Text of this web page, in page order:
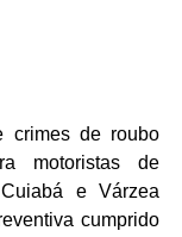
crimes de roubo
motoristas de
e Várzea
cumprido